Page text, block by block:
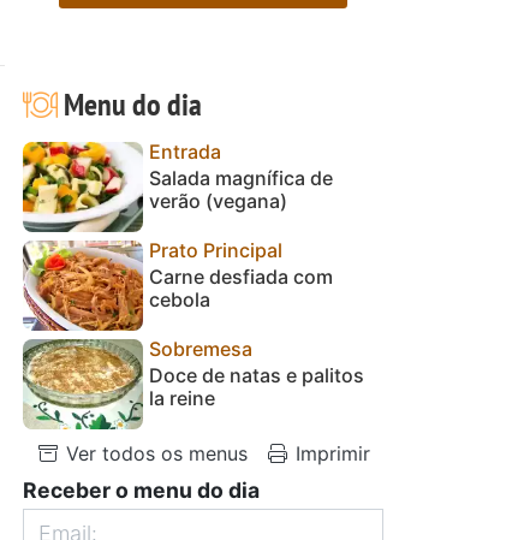
Menu do dia
Entrada
Salada magnífica de
verão (vegana)
Prato Principal
Carne desfiada com
cebola
Sobremesa
Doce de natas e palitos
la reine
Ver todos os menus Imprimir
Receber o menu do dia